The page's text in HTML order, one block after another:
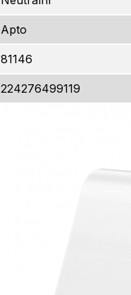
Apto
81146
224276499119